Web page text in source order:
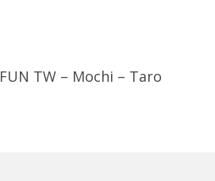
FUN TW – Mochi – Taro